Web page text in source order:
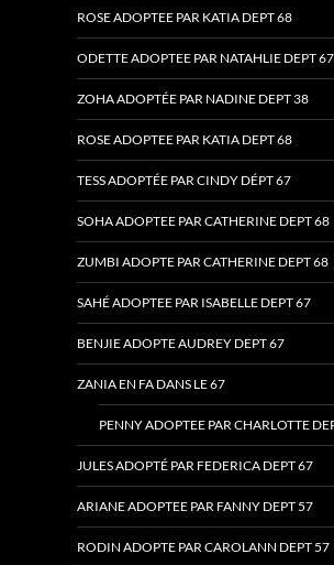
ROSE ADOPTEE PAR KATIA DEPT 68
ODETTE ADOPTEE PAR NATAHLIE DEPT 67
ZOHA ADOPTÉE PAR NADINE DEPT 38
ROSE ADOPTEE PAR KATIA DEPT 68
TESS ADOPTÉE PAR CINDY DÉPT 67
SOHA ADOPTEE PAR CATHERINE DEPT 68
ZUMBI ADOPTE PAR CATHERINE DEPT 68
SAHÉ ADOPTEE PAR ISABELLE DEPT 67
BENJIE ADOPTE AUDREY DEPT 67
ZANIA EN FA DANS LE 67
PENNY ADOPTEE PAR CHARLOTTE
JULES ADOPTÉ PAR FEDERICA DEPT 67
ARIANE ADOPTEE PAR FANNY DEPT 57
RODIN ADOPTE PAR CAROLANN DEPT 57